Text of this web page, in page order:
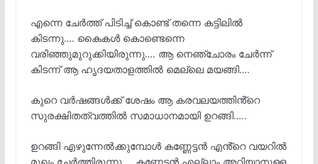
എന്നെ ചേർത്ത് പിടിച്ച് കൊണ്ട് തന്നെ കട്ടിലിൽ
കിടന്നു…. കൈകൾ കൊണ്ടെന്നെ
വരിഞ്ഞുമുറുക്കിയിരുന്നു…. ആ നെഞ്ചോരം ചേർന്ന്
കിടന്ന് ആ ഹൃദയതാളത്തിൽ മെല്ലെ മയങ്ങി….
കുറെ വർഷങ്ങൾക്ക് ശേഷം ആ കരവലയത്തിൻ്റെ
സുരക്ഷിതത്വത്തിൽ സമാധാനമായി ഉറങ്ങി…..
ഉറങ്ങി എഴുന്നേൽക്കുമ്പോൾ കണ്ണേട്ടൻ എൻ്റെ വയറിൽ